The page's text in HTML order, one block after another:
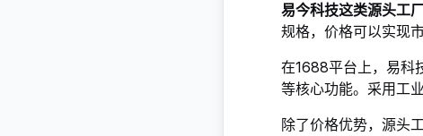
易今科技这类源头工
规格，价格可以实现
在1688平台上，易科
等核心功能。采用工
除了价格优势，源头